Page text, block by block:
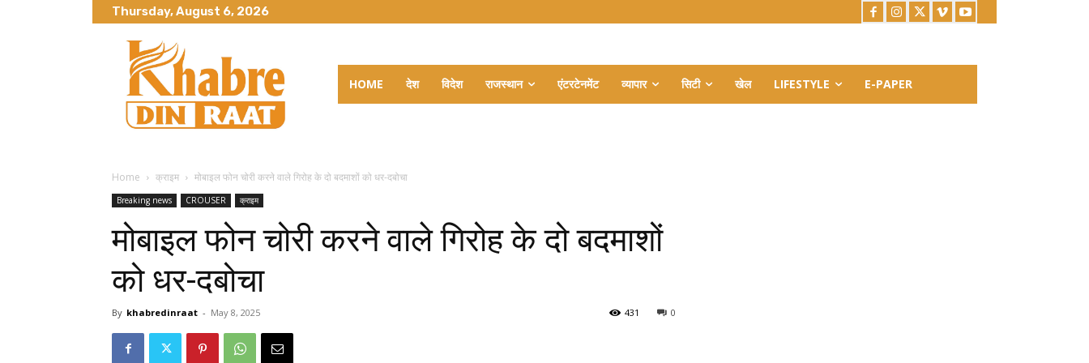
Thursday, August 6, 2026
HOME देश विदेश राजस्थान एंटरटेनमेंट व्यापार सिटी खेल LIFESTYLE E-PAPER
Home क्राइम मोबाइल फोन चोरी करने वाले गिरोह के दो बदमाशों को धर-दबोचा
Breaking news CROUSER क्राइम
मोबाइल फोन चोरी करने वाले गिरोह के दो बदमाशों
को धर-दबोचा
By khabredinraat - May 8, 2025 0
431